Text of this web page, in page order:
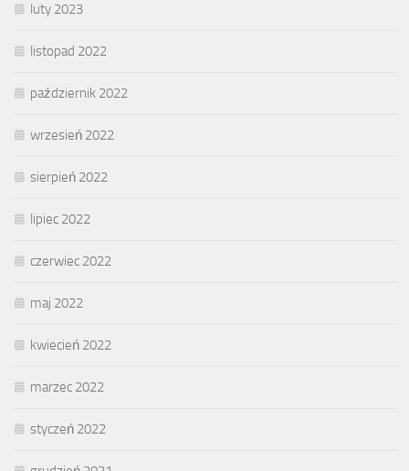
luty 2023
listopad 2022
październik 2022
wrzesień 2022
sierpień 2022
lipiec 2022
czerwiec 2022
maj 2022
kwiecień 2022
marzec 2022
styczeń 2022